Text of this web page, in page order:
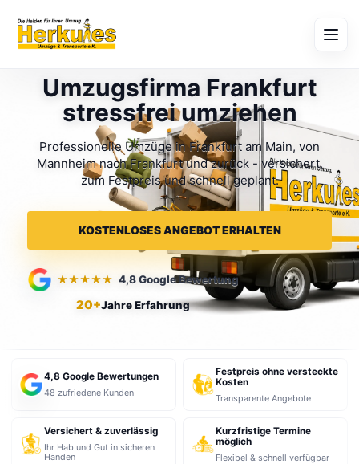
Umzugsfirma Frankfurt
stressfrei umziehen
Professionelle Umzüge in Frankfurt am Main, von
Mannheim nach Frankfurt und zurück - versichert,
zum Festpreis und schnell geplant.
KOSTENLOSES ANGEBOT ERHALTEN
★★★★★ 4,8 Google Bewertung
20+Jahre Erfahrung
4,8 Google Bewertungen
48 zufriedene Kunden
Festpreis ohne versteckte
Kosten
Transparente Angebote
Versichert & zuverlässig
Ihr Hab und Gut in sicheren
Händen
Kurzfristige Termine
möglich
Flexibel & schnell verfügbar